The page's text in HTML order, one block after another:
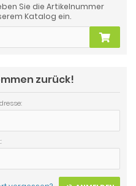
Sie die Artikelnummer
Katalog ein.
zurück!